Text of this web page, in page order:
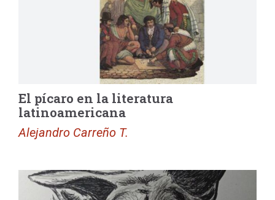
El pícaro en la literatura
latinoamericana
Alejandro Carreño T.